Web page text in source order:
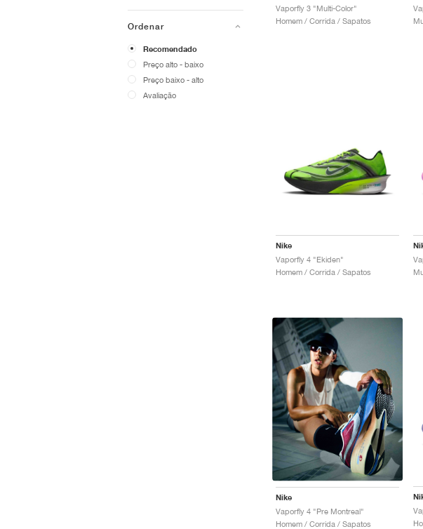
Ordenar
Recomendado
Preço alto - baixo
Preço baixo - alto
Avaliação
Vaporfly 3 "Multi-Color"
Homem / Corrida / Sapatos
Nike
Vaporfly 4 "Ekiden"
Homem / Corrida / Sapatos
Nike
Vaporfly 4 "Pre Montreal"
Homem / Corrida / Sapatos